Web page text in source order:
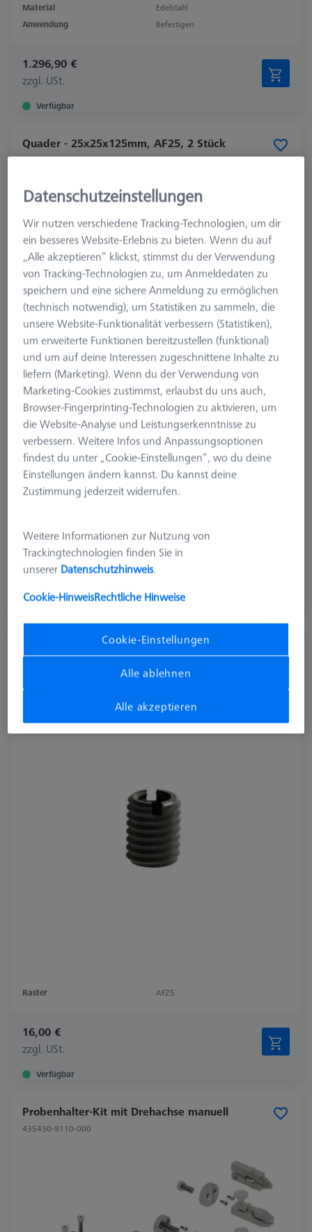
Material
Edelstahl
Anwendung
Befestigen
1.296,90 €
zzgl. USt.
Verfügbar
Quader - 25x25x125mm, AF25, 2 Stück
626109-9610-006
Länge (L)
125,0 mm
Material
Aluminium schwarz eloxiert
360,00 €
Reduzierbuche für Schwenkarm - M8/M6,
2 Stück
Raster AF25
16,00 €
zzgl. USt.
Verfügbar
Probenhalter-Kit mit Drehachse manuell
435430-9110-000
Datenschutzeinstellungen
Wir nutzen verschiedene Tracking-Technologien, um dir
ein besseres Website-Erlebnis zu bieten. Wenn du auf
„Alle akzeptieren“ klickst, stimmst du der Verwendung
von Tracking-Technologien zu, um Anmeldedaten zu
speichern und eine sichere Anmeldung zu ermöglichen
(technisch notwendig), um Statistiken zu sammeln, die
unsere Website-Funktionalität verbessern (Statistiken),
um erweiterte Funktionen bereitzustellen (funktional)
und um auf deine Interessen zugeschnittene Inhalte zu
liefern (Marketing). Wenn du der Verwendung von
Marketing-Cookies zustimmst, erlaubst du uns auch,
Browser-Fingerprinting-Technologien zu aktivieren, um
die Website-Analyse und Leistungserkenntnisse zu
verbessern. Weitere Infos und Anpassungsoptionen
findest du unter „Cookie-Einstellungen“, wo du deine
Einstellungen ändern kannst. Du kannst deine
Zustimmung jederzeit widerrufen.
Weitere Informationen zur Nutzung von
Trackingtechnologien finden Sie in
unserer Datenschutzhinweis.
Cookie-HinweisRechtliche Hinweise
Cookie-Einstellungen
Alle ablehnen
Alle akzeptieren